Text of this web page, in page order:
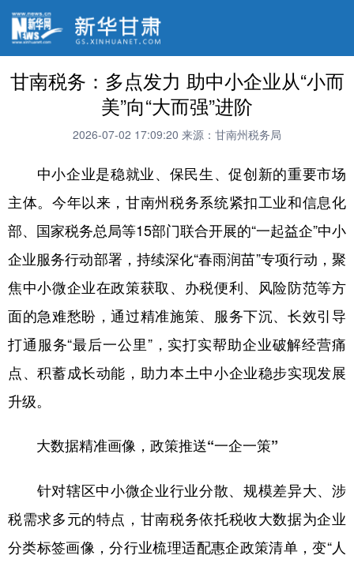
甘南税务：多点发力 助中小企业从“小而
美”向“大而强”进阶
2026-07-02 17:09:20 来源：甘南州税务局
中小企业是稳就业、保民生、促创新的重要市场
主体。今年以来，甘南州税务系统紧扣工业和信息化
部、国家税务总局等15部门联合开展的“一起益企”中小
企业服务行动部署，持续深化“春雨润苗”专项行动，聚
焦中小微企业在政策获取、办税便利、风险防范等方
面的急难愁盼，通过精准施策、服务下沉、长效引导
打通服务“最后一公里”，实打实帮助企业破解经营痛
点、积蓄成长动能，助力本土中小企业稳步实现发展
升级。
大数据精准画像，政策推送“一企一策”
针对辖区中小微企业行业分散、规模差异大、涉
税需求多元的特点，甘南税务依托税收大数据为企业
分类标签画像，分行业梳理适配惠企政策清单，变“人